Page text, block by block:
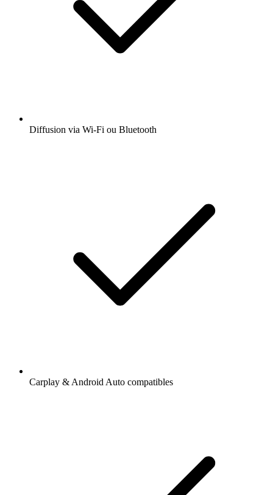
Diffusion via Wi-Fi ou Bluetooth
Carplay & Android Auto compatibles